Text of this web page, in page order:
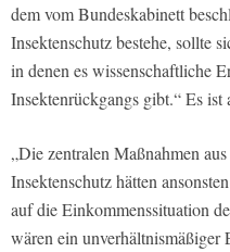
dem vom Bundeskabinett
Insektenschutz bestehe, sollte
in denen es wissenschaftliche
Insektenrückgangs gibt.“ Es
„Die zentralen Maßnahmen
Insektenschutz hätten
auf die Einkommenssituation
wären ein